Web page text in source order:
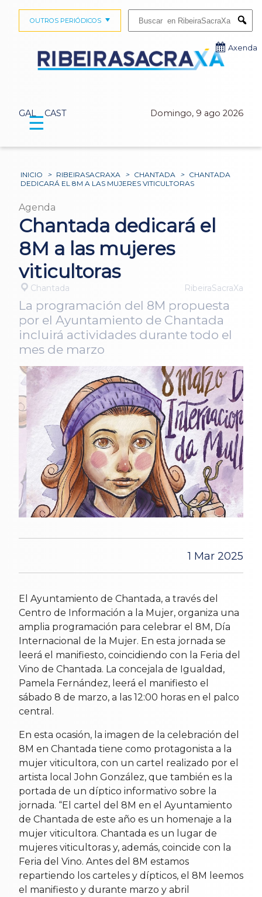
GAL CAST Domingo, 9 ago 2026
OUTROS PERIÓDICOS
Axenda
☰
INICIO > RIBEIRASACRAXA > CHANTADA > CHANTADA
DEDICARÁ EL 8M A LAS MUJERES VITICULTORAS
Agenda
Chantada dedicará el
8M a las mujeres
viticultoras
Chantada RibeiraSacraXa
La programación del 8M propuesta
por el Ayuntamiento de Chantada
incluirá actividades durante todo el
mes de marzo
1 Mar 2025
El Ayuntamiento de Chantada, a través del
Centro de Información a la Mujer, organiza una
amplia programación para celebrar el 8M, Día
Internacional de la Mujer. En esta jornada se
leerá el manifiesto, coincidiendo con la Feria del
Vino de Chantada. La concejala de Igualdad,
Pamela Fernández, leerá el manifiesto el
sábado 8 de marzo, a las 12:00 horas en el palco
central.
En esta ocasión, la imagen de la celebración del
8M en Chantada tiene como protagonista a la
mujer viticultora, con un cartel realizado por el
artista local John González, que también es la
portada de un díptico informativo sobre la
jornada. “El cartel del 8M en el Ayuntamiento
de Chantada de este año es un homenaje a la
mujer viticultora. Chantada es un lugar de
mujeres viticultoras y, además, coincide con la
Feria del Vino. Antes del 8M estamos
repartiendo los carteles y dípticos, el 8M leemos
el manifiesto y durante marzo y abril